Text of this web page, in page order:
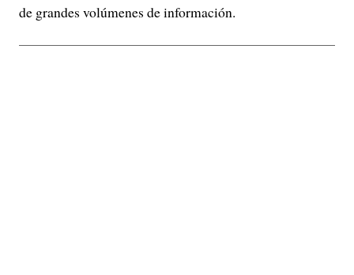
de grandes volúmenes de información.